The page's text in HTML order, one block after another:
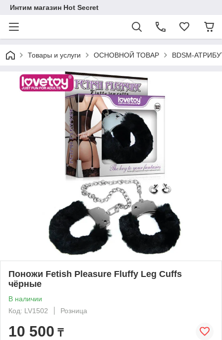
Интим магазин Hot Secret
Товары и услуги ОСНОВНОЙ ТОВАР BDSM-
Поножи Fetish Pleasure Fluffy Leg Cuffs
чёрные
В наличии
Код: LV1502
Розница
10 500 ₸